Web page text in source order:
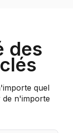
des
quel
de n'importe